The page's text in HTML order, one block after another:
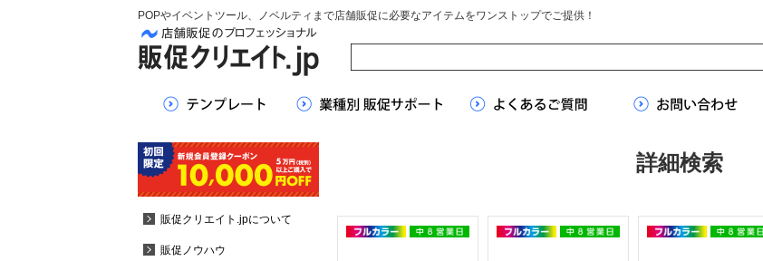
POPやイベントツール、ノベルティまで店舗販促に必要なアイテムをワンストップでご提供！
詳細検索
販促クリエイト.jpについて
販促ノウハウ